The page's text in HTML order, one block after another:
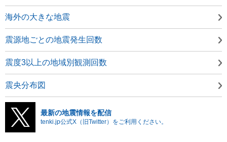
海外の大きな地震
震源地ごとの地震発生回数
震度3以上の地域別観測回数
震央分布図
最新の地震情報を配信
tenki.jp公式X（旧Twitter）をご利用ください。